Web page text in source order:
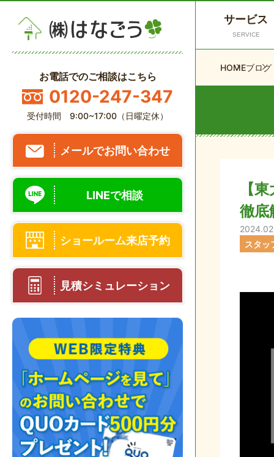
お電話でのご相談はこちら
0120-247-347
受付時間 9:00~17:00（日曜定休）
メールでお問い合わせ
LINEで相談
ショールーム来店予約
見積シミュレーション
サービス
SERVICE
HOMEブログ
【
徹底
スタッ